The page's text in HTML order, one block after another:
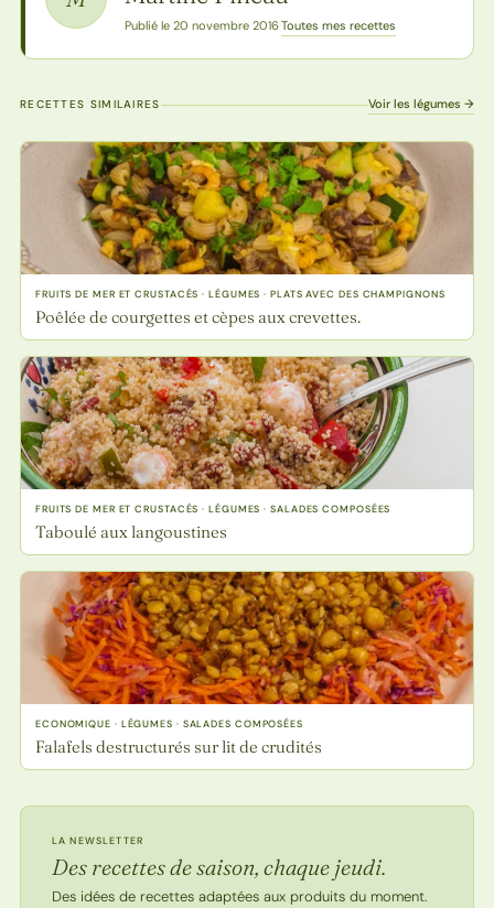
Publié le 20 novembre 2016·Toutes mes recettes
RECETTES SIMILAIRES Voir les légumes →
FRUITS DE MER ET CRUSTACÉS · LÉGUMES · PLATS AVEC DES CHAMPIGNONS
Poêlée de courgettes et cèpes aux crevettes.
FRUITS DE MER ET CRUSTACÉS · LÉGUMES · SALADES COMPOSÉES
Taboulé aux langoustines
ECONOMIQUE · LÉGUMES · SALADES COMPOSÉES
Falafels destructurés sur lit de crudités
LA NEWSLETTER
Des recettes de saison, chaque jeudi.
Des idées de recettes adaptées aux produits du moment.